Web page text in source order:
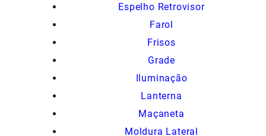
Espelho Retrovisor
Farol
Frisos
Grade
Iluminação
Lanterna
Maçaneta
Moldura Lateral